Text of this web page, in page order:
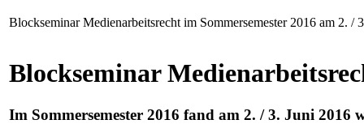
Blockseminar Medienarbeitsrecht im Sommersemester 2016 am 2. /
Blockseminar
Im Sommersemester 2016 fand am 2. / 3. Juni